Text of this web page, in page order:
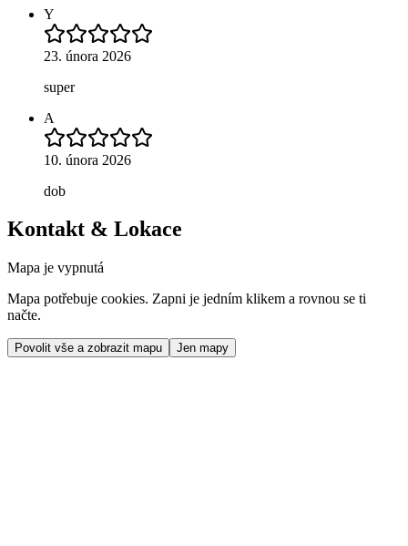
Y
23. února 2026
super
A
10. února 2026
dob
Kontakt & Lokace
Mapa je vypnutá
Mapa potřebuje cookies. Zapni je jedním klikem a rovnou se ti
načte.
Povolit vše a zobrazit mapu Jen mapy